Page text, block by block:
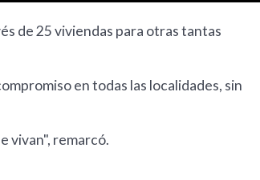
de 25 viviendas para otras tantas
en todas las localidades, sin
vivan", remarcó.